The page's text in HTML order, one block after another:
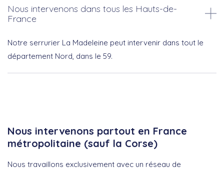
Nous intervenons dans tous les Hauts-de-
France
Notre serrurier La Madeleine peut intervenir dans tout le
département Nord, dans le 59.
Nous intervenons partout en France
métropolitaine (sauf la Corse)
Nous travaillons exclusivement avec un réseau de